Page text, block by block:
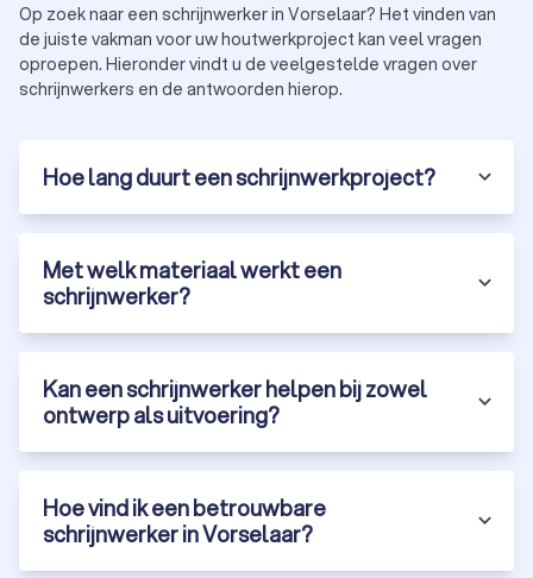
Op zoek naar een schrijnwerker in Vorselaar? Het vinden van
de juiste vakman voor uw houtwerkproject kan veel vragen
oproepen. Hieronder vindt u de veelgestelde vragen over
schrijnwerkers en de antwoorden hierop.
Hoe lang duurt een schrijnwerkproject?
Met welk materiaal werkt een
schrijnwerker?
Kan een schrijnwerker helpen bij zowel
ontwerp als uitvoering?
Hoe vind ik een betrouwbare
schrijnwerker in Vorselaar?